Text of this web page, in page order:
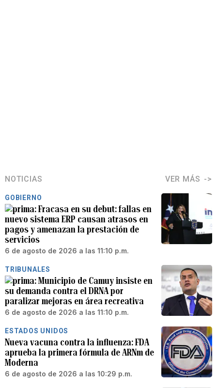
NOTICIAS VER MÁS
GOBIERNO
Fracasa en su debut: fallas en
nuevo sistema ERP causan atrasos en
pagos y amenazan la prestación de
servicios
6 de agosto de 2026 a las 11:10 p.m.
TRIBUNALES
Municipio de Camuy insiste en
su demanda contra el DRNA por
paralizar mejoras en área recreativa
6 de agosto de 2026 a las 11:10 p.m.
ESTADOS UNIDOS
Nueva vacuna contra la influenza: FDA
aprueba la primera fórmula de ARNm de
Moderna
6 de agosto de 2026 a las 10:29 p.m.